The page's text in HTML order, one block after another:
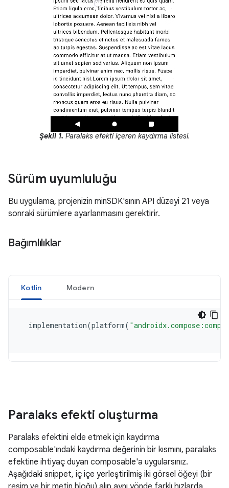
Şekil 1. Paralaks efekti içeren kaydırma listesi.
Sürüm uyumluluğu
Bu uygulama, projenizin minSDK'sının API düzeyi 21 veya
sonraki sürümlere ayarlanmasını gerektirir.
Bağımlılıklar
Paralaks efekti oluşturma
Paralaks efektini elde etmek için kaydırma
composable'ındaki kaydırma değerinin bir kısmını, paralaks
efektine ihtiyaç duyan composable'a uygularsınız.
Aşağıdaki snippet, iç içe yerleştirilmiş iki görsel öğeyi (bir